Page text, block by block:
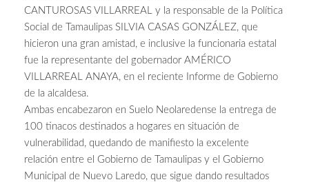
CANTUROSAS VILLARREAL y la responsable de la Política
Social de Tamaulipas SILVIA CASAS GONZÁLEZ, que
hicieron una gran amistad, e inclusive la funcionaria estatal
fue la representante del gobernador AMÉRICO
VILLARREAL ANAYA, en el reciente Informe de Gobierno
de la alcaldesa.
Ambas encabezaron en Suelo Neolaredense la entrega de
100 tinacos destinados a hogares en situación de
vulnerabilidad, quedando de manifiesto la excelente
relación entre el Gobierno de Tamaulipas y el Gobierno
Municipal de Nuevo Laredo, que sigue dando resultados